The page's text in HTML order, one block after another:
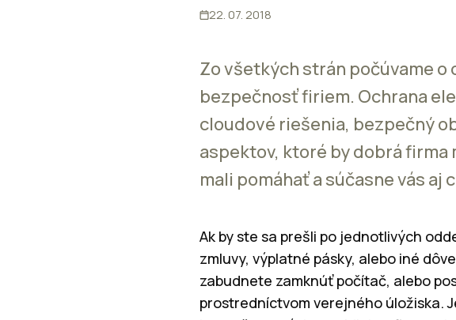
22. 07. 2018
Zo všetkých strán počúvame o
bezpečnosť firiem. Ochrana
cloudové riešenia, bezpečný
aspektov, ktoré by dobrá firma
mali pomáhať a súčasne vás aj
Ak by ste sa prešli po jednotlivých
zmluvy, výplatné pásky, alebo iné
zabudnete zamknúť počítač, alebo
prostredníctvom verejného úložiska.